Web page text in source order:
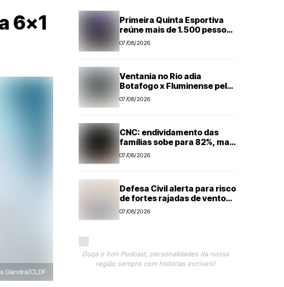
6×1
Gandra/CLDF
Primeira Quinta Esportiva
reúne mais de 1.500 pessoas
em noite histórica para
07/08/2026
Ventania no Rio adia
Botafogo x Fluminense pelo
Brasileirão Feminino
07/08/2026
CNC: endividamento das
famílias sobe para 82%, mas
inadimplência cai
07/08/2026
Defesa Civil alerta para risco
de fortes rajadas de vento
na região de Campinas até
07/08/2026
Ouça o Iron Podcast, personalidades da nossa
região sempre com histórias incríveis!